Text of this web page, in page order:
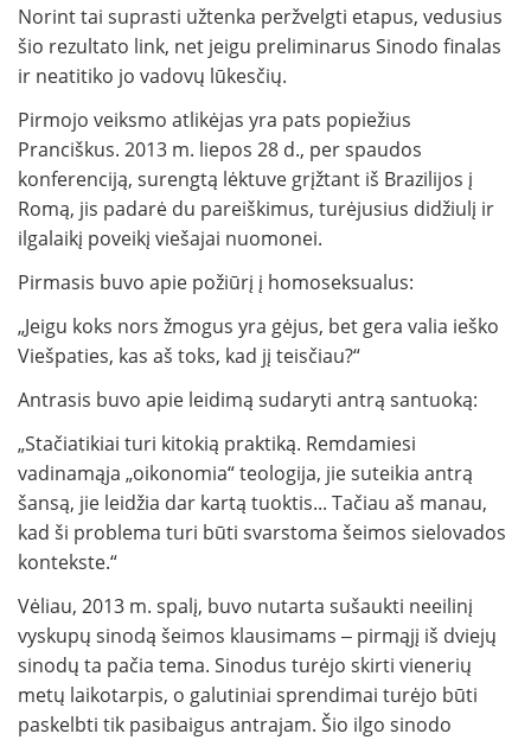
Norint tai suprasti užtenka peržvelgti etapus, vedusius
šio rezultato link, net jeigu preliminarus Sinodo finalas
ir neatitiko jo vadovų lūkesčių.
Pirmojo veiksmo atlikėjas yra pats popiežius
Pranciškus. 2013 m. liepos 28 d., per spaudos
konferenciją, surengtą lėktuve grįžtant iš Brazilijos į
Romą, jis padarė du pareiškimus, turėjusius didžiulį ir
ilgalaikį poveikį viešajai nuomonei.
Pirmasis buvo apie požiūrį į homoseksualus:
„Jeigu koks nors žmogus yra gėjus, bet gera valia ieško
Viešpaties, kas aš toks, kad jį teisčiau?“
Antrasis buvo apie leidimą sudaryti antrą santuoką:
„Stačiatikiai turi kitokią praktiką. Remdamiesi
vadinamąja „oikonomia“ teologija, jie suteikia antrą
šansą, jie leidžia dar kartą tuoktis... Tačiau aš manau,
kad ši problema turi būti svarstoma šeimos sielovados
kontekste.“
Vėliau, 2013 m. spalį, buvo nutarta sušaukti neeilinį
vyskupų sinodą šeimos klausimams ‒ pirmąjį iš dviejų
sinodų ta pačia tema. Sinodus turėjo skirti vienerių
metų laikotarpis, o galutiniai sprendimai turėjo būti
paskelbti tik pasibaigus antrajam. Šio ilgo sinodo